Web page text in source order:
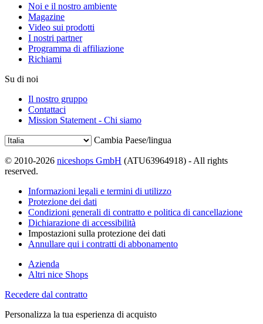
Noi e il nostro ambiente
Magazine
Video sui prodotti
I nostri partner
Programma di affiliazione
Richiami
Su di noi
Il nostro gruppo
Contattaci
Mission Statement - Chi siamo
Cambia Paese/lingua
© 2010-2026 niceshops GmbH (ATU63964918) - All rights
reserved.
Informazioni legali e termini di utilizzo
Protezione dei dati
Condizioni generali di contratto e politica di cancellazione
Dichiarazione di accessibilità
Impostazioni sulla protezione dei dati
Annullare qui i contratti di abbonamento
Azienda
Altri nice Shops
Recedere dal contratto
Personalizza la tua esperienza di acquisto